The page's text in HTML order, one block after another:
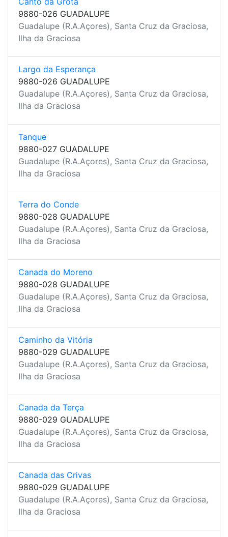
9880-026 GUADALUPE
Guadalupe (R.A.Açores), Santa Cruz da Graciosa,
Ilha da Graciosa
Largo da Esperança
9880-026 GUADALUPE
Guadalupe (R.A.Açores), Santa Cruz da Graciosa,
Ilha da Graciosa
Tanque
9880-027 GUADALUPE
Guadalupe (R.A.Açores), Santa Cruz da Graciosa,
Ilha da Graciosa
Terra do Conde
9880-028 GUADALUPE
Guadalupe (R.A.Açores), Santa Cruz da Graciosa,
Ilha da Graciosa
Canada do Moreno
9880-028 GUADALUPE
Guadalupe (R.A.Açores), Santa Cruz da Graciosa,
Ilha da Graciosa
Caminho da Vitória
9880-029 GUADALUPE
Guadalupe (R.A.Açores), Santa Cruz da Graciosa,
Ilha da Graciosa
Canada da Terça
9880-029 GUADALUPE
Guadalupe (R.A.Açores), Santa Cruz da Graciosa,
Ilha da Graciosa
Canada das Crivas
9880-029 GUADALUPE
Guadalupe (R.A.Açores), Santa Cruz da Graciosa,
Ilha da Graciosa